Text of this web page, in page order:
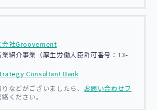
会社Groovement
紹介事業（厚生労働大臣許可番号：13-
Consultant Bank
などがございましたら、 お問い合わせフ
ください。